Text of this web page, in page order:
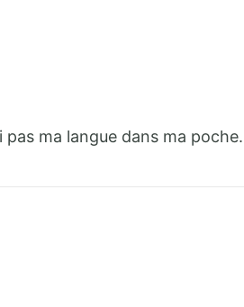
ma langue dans ma poche.